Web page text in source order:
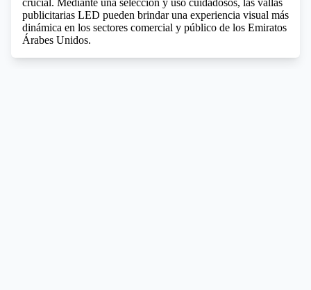
crucial. Mediante una selección y uso cuidadosos, las vallas
publicitarias LED pueden brindar una experiencia visual más
dinámica en los sectores comercial y público de los Emiratos
Árabes Unidos.